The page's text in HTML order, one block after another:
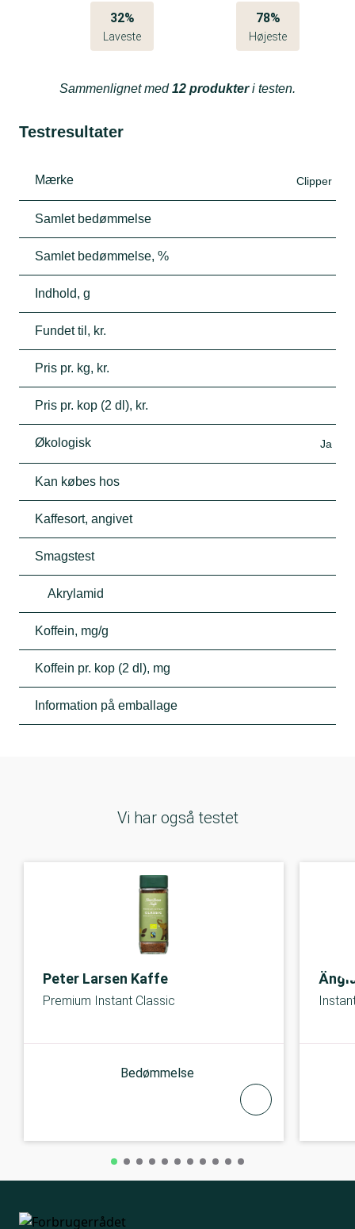
32%
Laveste
78%
Højeste
Sammenlignet med12 produkteri testen.
Testresultater
Mærke Clipper
Samlet bedømmelse
Samlet bedømmelse, %
Indhold, g
Fundet til, kr.
Pris pr. kg, kr.
Pris pr. kop (2 dl), kr.
Økologisk Ja
Kan købes hos
Kaffesort, angivet
Smagstest
Akrylamid
Koffein, mg/g
Koffein pr. kop (2 dl), mg
Information på emballage
Vi har også testet
Peter Larsen Kaffe
Premium Instant Classic
Bedømmelse